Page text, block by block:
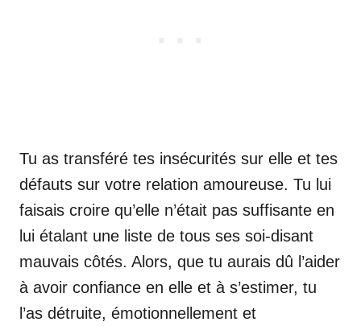
Tu as transféré tes insécurités sur elle et tes
défauts sur votre relation amoureuse. Tu lui
faisais croire qu’elle n’était pas suffisante en
lui étalant une liste de tous ses soi-disant
mauvais côtés. Alors, que tu aurais dû l’aider
à avoir confiance en elle et à s’estimer, tu
l’as détruite, émotionnellement et